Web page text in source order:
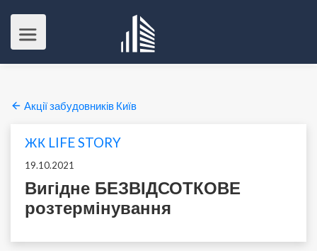
Акції забудовників Київ
ЖК LIFE STORY
19.10.2021
Вигідне БЕЗВІДСОТКОВЕ
розтермінування